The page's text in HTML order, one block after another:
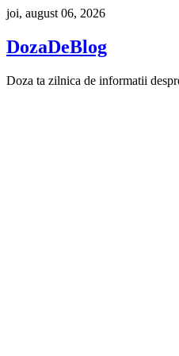
Skip
content
joi, august 06, 2026
DozaDeBlog
Doza ta zilnica de informatii